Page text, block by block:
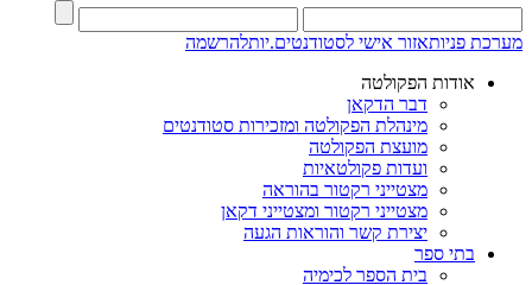
מערכת פניותאזור אישי לסטודנטים.יותלהרשמה
אודות הפקולטה
דבר הדקאן
מינהלת הפקולטה ומזכירות סטודנטים
מועצת הפקולטה
ועדות פקולטאיות
מצטייני רקטור בהוראה
מצטייני רקטור ומצטייני דקאן
יצירת קשר והוראות הגעה
בתי ספר
בית הספר לכימיה